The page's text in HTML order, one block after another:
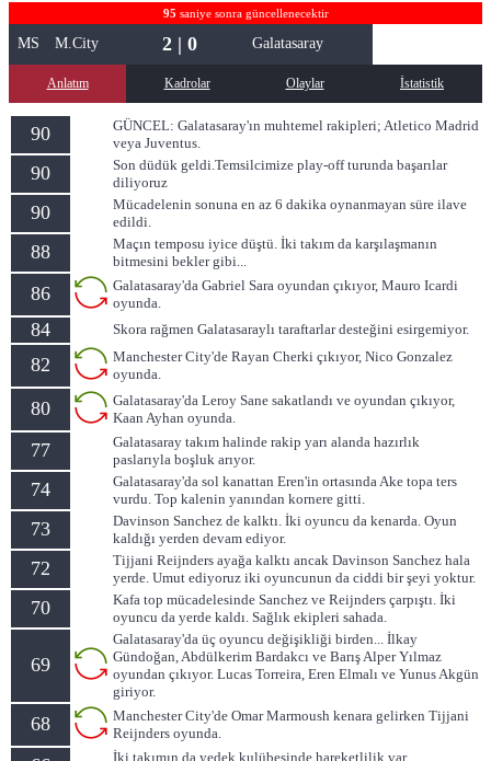
94 saniye sonra güncellenecektir
MS M.City 2 | 0 Galatasaray
Anlatım Kadrolar Olaylar İstatistik
90
GÜNCEL: Galatasaray'ın muhtemel rakipleri; Atletico Madrid
veya Juventus.
90
Son düdük geldi.Temsilcimize play-off turunda başarılar
diliyoruz
90
Mücadelenin sonuna en az 6 dakika oynanmayan süre ilave
edildi.
88
Maçın temposu iyice düştü. İki takım da karşılaşmanın
bitmesini bekler gibi...
86
Galatasaray'da Gabriel Sara oyundan çıkıyor, Mauro Icardi
oyunda.
84 Skora rağmen Galatasaraylı taraftarlar desteğini esirgemiyor.
82
Manchester City'de Rayan Cherki çıkıyor, Nico Gonzalez
oyunda.
80
Galatasaray'da Leroy Sane sakatlandı ve oyundan çıkıyor,
Kaan Ayhan oyunda.
77
Galatasaray takım halinde rakip yarı alanda hazırlık
paslarıyla boşluk arıyor.
74
Galatasaray'da sol kanattan Eren'in ortasında Ake topa ters
vurdu. Top kalenin yanından kornere gitti.
73
Davinson Sanchez de kalktı. İki oyuncu da kenarda. Oyun
kaldığı yerden devam ediyor.
72
Tijjani Reijnders ayağa kalktı ancak Davinson Sanchez hala
yerde. Umut ediyoruz iki oyuncunun da ciddi bir şeyi yoktur.
70
Kafa top mücadelesinde Sanchez ve Reijnders çarpıştı. İki
oyuncu da yerde kaldı. Sağlık ekipleri sahada.
69
Galatasaray'da üç oyuncu değişikliği birden... İlkay
Gündoğan, Abdülkerim Bardakcı ve Barış Alper Yılmaz
oyundan çıkıyor. Lucas Torreira, Eren Elmalı ve Yunus Akgün
giriyor.
68
Manchester City'de Omar Marmoush kenara gelirken Tijjani
Reijnders oyunda.
İki takımın da yedek kulübesinde hareketlilik var.